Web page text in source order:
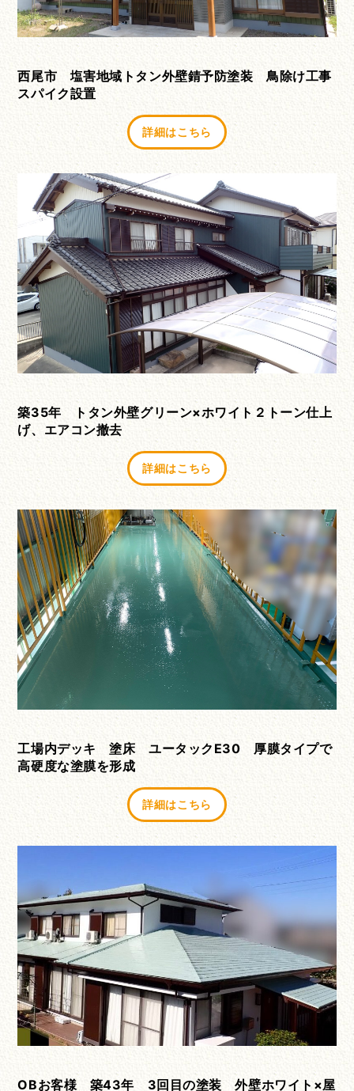
西尾市 塩害地域トタン外壁錆予防塗装 鳥除け工事
スパイク設置
詳細はこちら
築35年 トタン外壁グリーン×ホワイト２トーン仕上
げ、エアコン撤去
詳細はこちら
工場内デッキ 塗床 ユータックE30 厚膜タイプで
高硬度な塗膜を形成
詳細はこちら
OBお客様 築43年 3回目の塗装 外壁ホワイト×屋